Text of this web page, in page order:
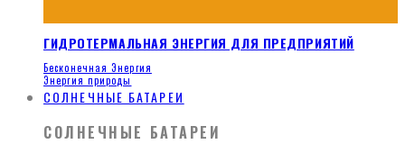
ГИДРОТЕРМАЛЬНАЯ ЭНЕРГИЯ ДЛЯ ПРЕДПРИЯТИЙ
Бесконечная Энергия
Энергия природы
СОЛНЕЧНЫЕ БАТАРЕИ
СОЛНЕЧНЫЕ БАТАРЕИ